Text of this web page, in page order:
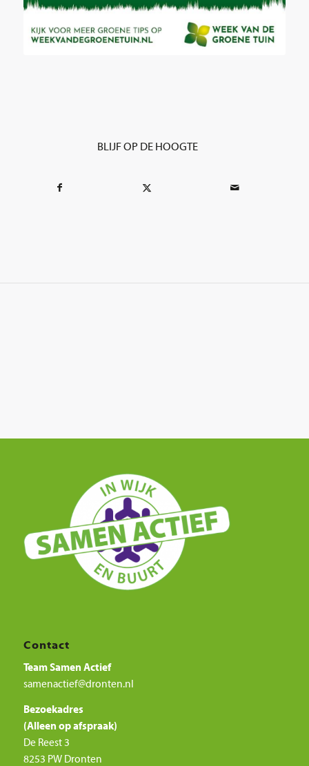
BLIJF OP DE HOOGTE
Contact
Team Samen Actief
samenactief@dronten.nl
Bezoekadres
(Alleen op afspraak)
De Reest 3
8253 PW Dronten